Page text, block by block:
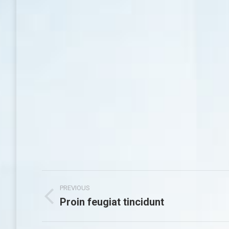
navigation
PREVIOUS
Previous
Proin feugiat tincidunt